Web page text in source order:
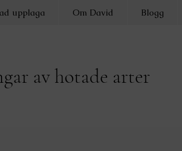
upplaga Om David Blogg
av hotade arter